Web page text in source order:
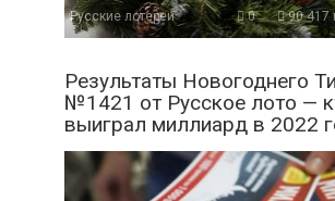
Русские лотереи 0 90 417
Результаты Новогоднего
№1421 от Русское лото —
выиграл миллиард в 2022